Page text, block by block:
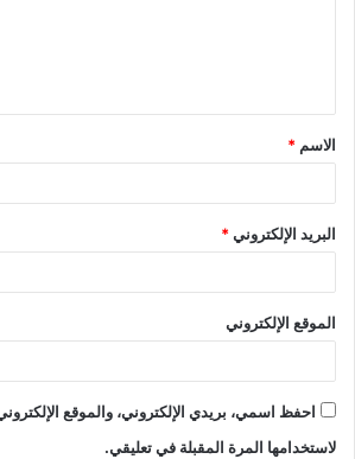
الاسم *
البريد الإلكتروني*
الموقع الإلكتروني
احفظ اسمي، بريدي الإلكتروني، والموقع
لاستخدامها المرة المقبلة في تعليقي.